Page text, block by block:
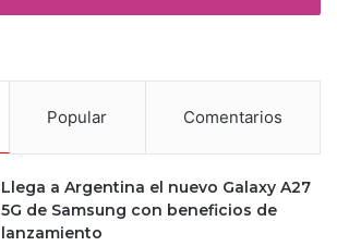
Popular Comentarios
Llega a Argentina el nuevo Galaxy A27
5G de Samsung con beneficios de
lanzamiento